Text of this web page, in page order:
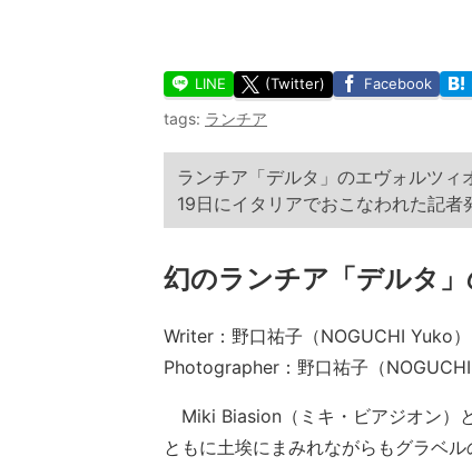
LINE (Twitter) Facebook
tags: ランチア
ランチア「デルタ」のエヴォルツ
19日にイタリアでおこなわれた記者
幻のランチア「デルタ
Writer：野口祐子（NOGUCHI Yuko）
Photographer：野口祐子（
Miki Biasion（ミキ・ビアジオン）
ともに土埃にまみれながらもグラベ